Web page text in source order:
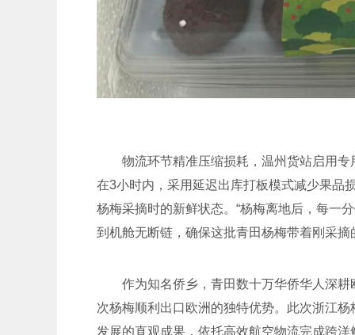
物流环节精准压缩损耗，温州货站启用
在3小时内，采用延迟出库打板模式减少果品
杨梅采摘时的新鲜状态。“杨梅离地后，每一
到机舱无断链，确保这批青田杨梅带着刚采
作为知名侨乡，青田数十万华侨华人深
次杨梅顺利出口欧洲的独特优势。此次浙江
发展的直观成果，依托高效航空物流完成跨